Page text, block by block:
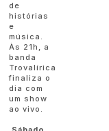
de
histórias
e
música.
Às 21h, a
banda
Trovalírica
finaliza o
dia com
um show
ao vivo.